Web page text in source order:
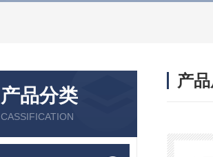
产品分类
CASSIFICATION
产